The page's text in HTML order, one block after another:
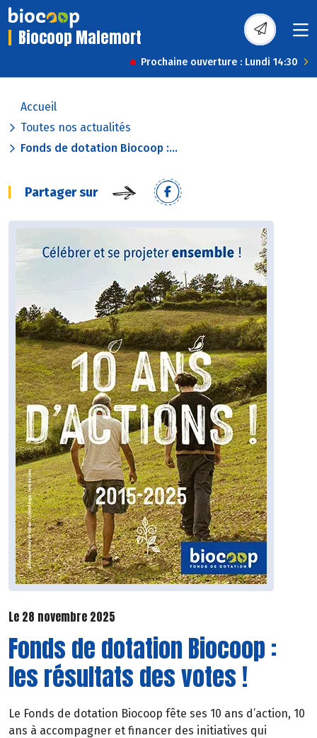
Biocoop Malemort
Prochaine ouverture : Lundi 14:30
Accueil
Toutes nos actualités
Fonds de dotation Biocoop :...
Partager sur
Le 28 novembre 2025
Fonds de dotation Biocoop :
les résultats des votes !
Le Fonds de dotation Biocoop fête ses 10 ans d’action, 10
ans à accompagner et financer des initiatives qui